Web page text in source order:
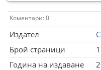
Коментари: 0
Издател
Брой страници
Година на издаване